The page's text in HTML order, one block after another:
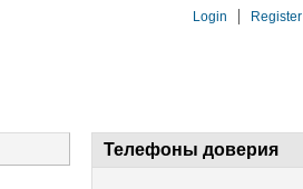
Login Register
Телефоны доверия